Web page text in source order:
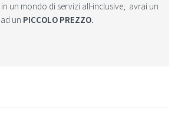
un mondo di servizi all-inclusive; avrai un
ad un PICCOLO PREZZO.